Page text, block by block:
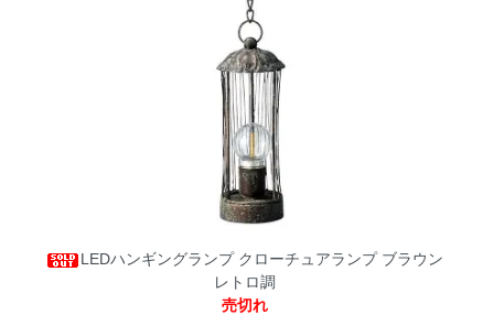
LEDハンギングランプ クローチュアランプ ブラウン
レトロ調
売切れ